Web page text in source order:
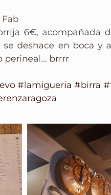
6€, acompañada
deshace en boca y
perineal… brrrr
#lamigueria #birra